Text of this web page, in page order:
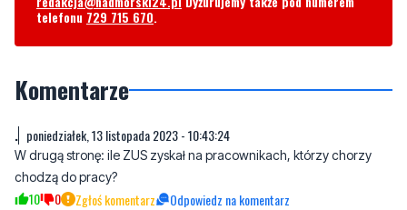
telefonu 729 715 670.
Komentarze
. poniedziałek, 13 listopada 2023 - 10:43:24
W drugą stronę: ile ZUS zyskał na pracownikach, którzy chorzy
chodzą do pracy?
10 0 Zgłoś komentarz Odpowiedz na komentarz